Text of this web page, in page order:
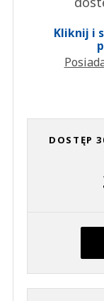
Kliknij i
DOSTĘP